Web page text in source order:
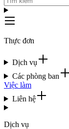
Thực đơn
Dịch vụ
Các phòng ban
Việc làm
Liên hệ
Dịch vụ